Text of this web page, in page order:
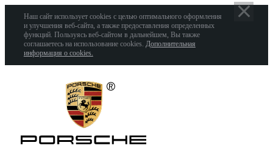
Наш сайт использует cookies с целью оптимального оформления
и улучшения веб-сайта, а также предоставления определенных
функций. Пользуясь веб-сайтом в дальнейшем, Вы также
соглашаетесь на использование cookies. Дополнительная
информация о cookies.